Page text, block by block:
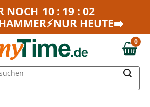
NOCH 10 : 19 : 02
HEUTE➡️
0,00 €
0